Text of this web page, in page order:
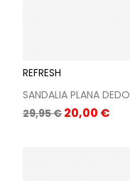
REFRESH
SANDALIA PLANA DEDO
Precio
29,95 € Precio
20,00 €